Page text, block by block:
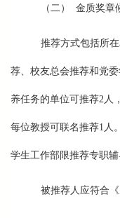
（二） 金质奖章
推荐方式包括所
荐、校友总会推荐和党
养任务的单位可推荐2人
每位教授可联名推荐1人
学生工作部限推荐专职辅
被推荐人应符合